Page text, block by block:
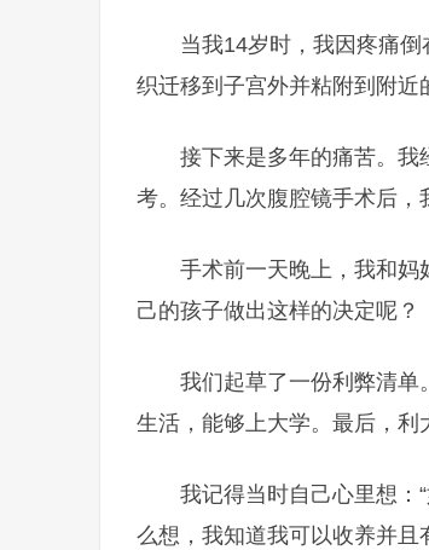
当我14岁时，我因疼痛
织迁移到子宫外并粘附到附近
接下来是多年的痛苦。我
考。经过几次腹腔镜​​手术后，
手术前一天晚上，我和妈
己的孩子做出这样的决定呢？
我们起草了一份利弊清
生活，能够上大学。最后，利
我记得当时自己心里想：
么想，我知道我可以收养并且